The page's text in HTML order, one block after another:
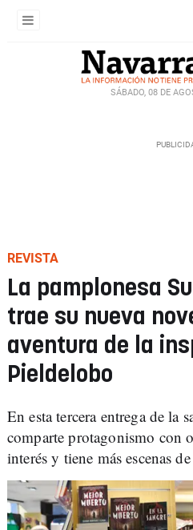
SÁBADO, 08 DE
REVISTA
La pamplonesa
trae su nueva
aventura de la
Pieldelobo
En esta tercera entrega de la
comparte protagonismo con
interés y tiene más escenas